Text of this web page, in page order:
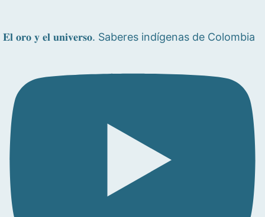
𝐄𝐥 𝐨𝐫𝐨 𝐲 𝐞𝐥 𝐮𝐧𝐢𝐯𝐞𝐫𝐬𝐨. Saberes indígenas de Colombia